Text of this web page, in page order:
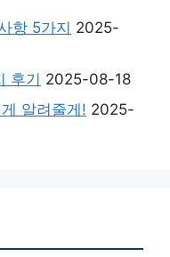
항 5가지 2025-
후기 2025-08-18
알려줄게! 2025-